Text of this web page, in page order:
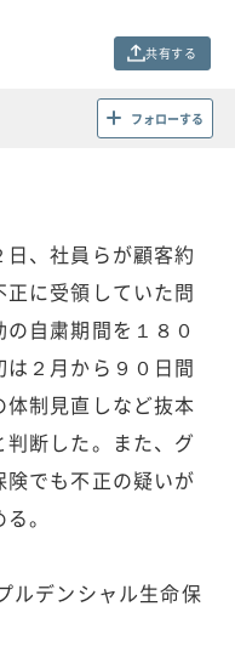
共有する
フォローする
、社員らが顧客約
に受領していた問
自粛期間を１８０
２月から９０日間
制見直しなど抜本
断した。また、グ
でも不正の疑いが
。
ルデンシャル生命保